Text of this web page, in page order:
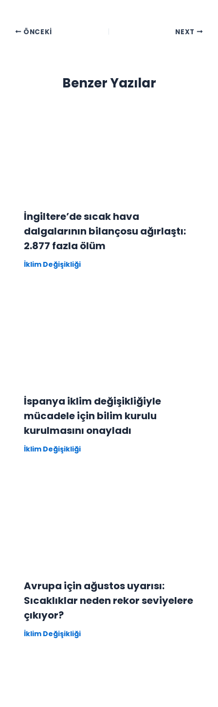
ÖNCEKI NEXT
Benzer Yazılar
İngiltere’de sıcak hava
dalgalarının bilançosu ağırlaştı:
2.877 fazla ölüm
İklim Değişikliği
İspanya iklim değişikliğiyle
mücadele için bilim kurulu
kurulmasını onayladı
İklim Değişikliği
Avrupa için ağustos uyarısı:
Sıcaklıklar neden rekor seviyelere
çıkıyor?
İklim Değişikliği